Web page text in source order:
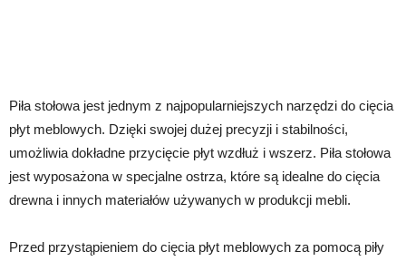
Piła stołowa jest jednym z najpopularniejszych narzędzi do cięcia
płyt meblowych. Dzięki swojej dużej precyzji i stabilności,
umożliwia dokładne przycięcie płyt wzdłuż i wszerz. Piła stołowa
jest wyposażona w specjalne ostrza, które są idealne do cięcia
drewna i innych materiałów używanych w produkcji mebli.
Przed przystąpieniem do cięcia płyt meblowych za pomocą piły